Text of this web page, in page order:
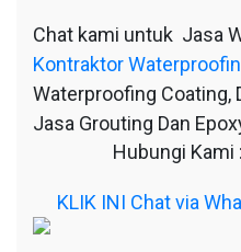
Chat kami untuk Jasa
Kontraktor
Waterproofing Coating,
Jasa Grouting Dan
Hubungi Kami
KLIK INI Chat via